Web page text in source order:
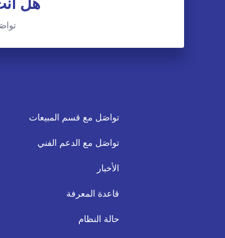
هل
تواصَل مع قسم المبيعات
تواصَل مع الدعم الفني
الأخبار
قاعدة المعرفة
حالة النظام